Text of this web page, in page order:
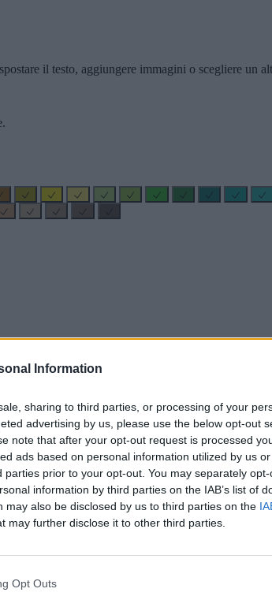
Information
sharing to third parties, or processing of your
advertising by us, please use the below opt-out
note that after your opt-out request is processed
ads based on personal information utilized by us
parties prior to your opt-out. You may separately
information by third parties on the IAB’s list of
may also be disclosed by us to third parties on the
may further disclose it to other third parties.
Opt Outs
il testo, aggiungere immagini o scegliere un